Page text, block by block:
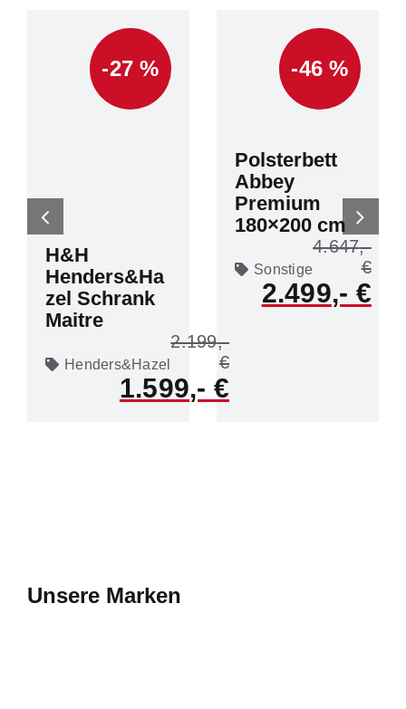
H&H
Henders&Ha
zel Schrank
Maitre
-27 %
Henders&Hazel
2.199
1.599
Polsterbett
Abbey
Premium
180×200 cm
-46 %
Sonstige
4.647
2.499
Unsere Marken